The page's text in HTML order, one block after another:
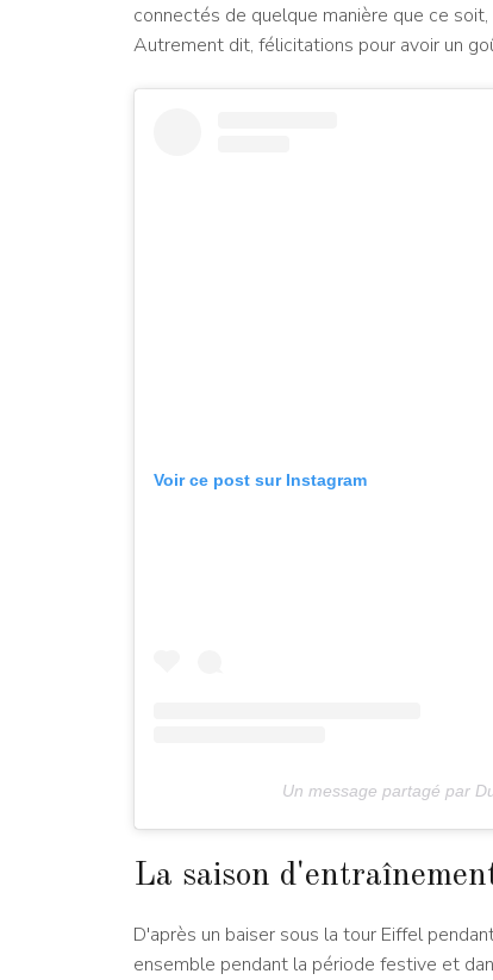
connectés de quelque manière que ce
Autrement dit, félicitations pour avoir un
Voir ce post sur Instagram
Un message partagé par
La saison
D'après un baiser sous la tour Eiffel
ensemble pendant la période festive et